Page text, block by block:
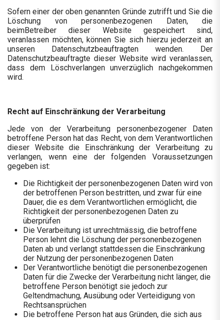
Sofern einer der oben genannten Gründe zutrifft und Sie die
Löschung von personenbezogenen Daten, die
beimBetreiber dieser Website gespeichert sind,
veranlassen möchten, können Sie sich hierzu jederzeit an
unseren Datenschutzbeauftragten wenden. Der
Datenschutzbeauftragte dieser Website wird veranlassen,
dass dem Löschverlangen unverzüglich nachgekommen
wird.
Recht auf Einschränkung der Verarbeitung
Jede von der Verarbeitung personenbezogener Daten
betroffene Person hat das Recht, von dem Verantwortlichen
dieser Website die Einschränkung der Verarbeitung zu
verlangen, wenn eine der folgenden Voraussetzungen
gegeben ist:
Die Richtigkeit der personenbezogenen Daten wird von
der betroffenen Person bestritten, und zwar für eine
Dauer, die es dem Verantwortlichen ermöglicht, die
Richtigkeit der personenbezogenen Daten zu
überprüfen
Die Verarbeitung ist unrechtmässig, die betroffene
Person lehnt die Löschung der personenbezogenen
Daten ab und verlangt stattdessen die Einschränkung
der Nutzung der personenbezogenen Daten
Der Verantwortliche benötigt die personenbezogenen
Daten für die Zwecke der Verarbeitung nicht länger, die
betroffene Person benötigt sie jedoch zur
Geltendmachung, Ausübung oder Verteidigung von
Rechtsansprüchen
Die betroffene Person hat aus Gründen, die sich aus